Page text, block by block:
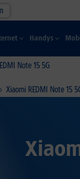
Handys
Note 15 5G
Xiaomi REDMI Note 15